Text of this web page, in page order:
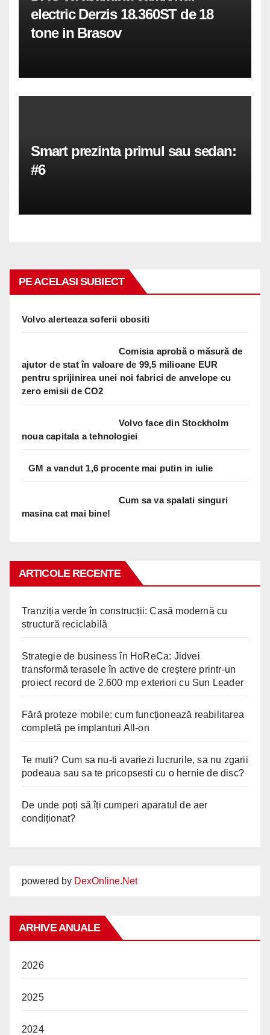
electric Derzis 18.360ST de 18
tone in Brasov
Smart prezinta primul sau sedan:
#6
PE ACELASI SUBIECT
Volvo alerteaza soferii obositi
Comisia aprobă o măsură de
ajutor de stat în valoare de 99,5 milioane EUR
pentru sprijinirea unei noi fabrici de anvelope cu
zero emisii de CO2
Volvo face din Stockholm
noua capitala a tehnologiei
GM a vandut 1,6 procente mai putin in iulie
Cum sa va spalati singuri
masina cat mai bine!
ARTICOLE RECENTE
Tranziția verde în construcții: Casă modernă cu
structură reciclabilă
Strategie de business în HoReCa: Jidvei
transformă terasele în active de creștere printr-un
proiect record de 2.600 mp exteriori cu Sun Leader
Fără proteze mobile: cum funcționează reabilitarea
completă pe implanturi All-on
Te muti? Cum sa nu-ti avariezi lucrurile, sa nu zgarii
podeaua sau sa te pricopsesti cu o hernie de disc?
De unde poți să îți cumperi aparatul de aer
condiționat?
powered by DexOnline.Net
ARHIVE ANUALE
2026
2025
2024